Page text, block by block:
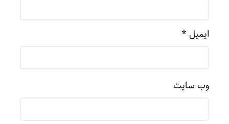
ایمیل *
وب‌ سایت